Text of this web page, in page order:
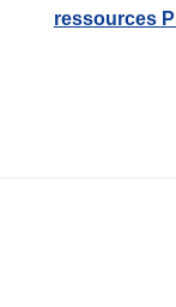
ressources